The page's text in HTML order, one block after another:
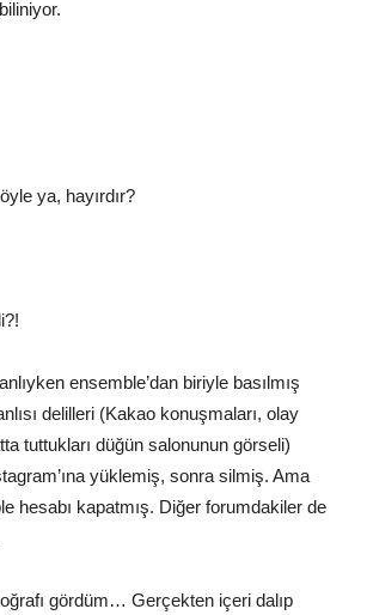
ya, hayırdır?
ensemble’dan biriyle basılmış
delilleri (Kakao konuşmaları, olay
tuttukları düğün salonunun görseli)
yüklemiş, sonra silmiş. Ama
hesabı kapatmış. Diğer forumdakiler de
gördüm… Gerçekten içeri dalıp